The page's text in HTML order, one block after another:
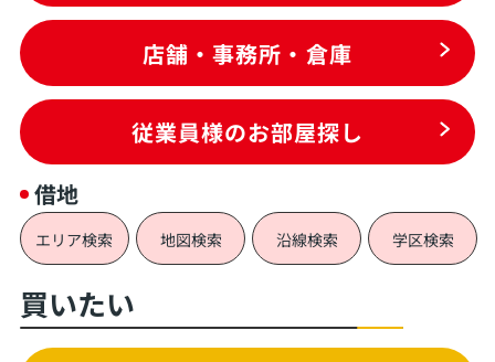
店舗・事務所・倉庫
従業員様のお部屋探し
借地
エリア検索 地図検索 沿線検索 学区検索
買いたい